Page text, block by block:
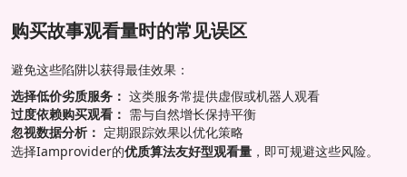
购买故事观看量时的常见误区
避免这些陷阱以获得最佳效果：
选择低价劣质服务： 这类服务常提供虚假或机器人观看
过度依赖购买观看： 需与自然增长保持平衡
忽视数据分析： 定期跟踪效果以优化策略
选择Iamprovider的优质算法友好型观看量 ，即可规避这些风险。